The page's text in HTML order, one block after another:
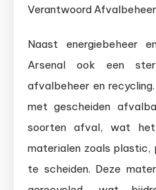
Verantwoord
Naast energiebeheer
Arsenal ook een
afvalbeheer en
met gescheiden
soorten afval, wat
materialen zoals plastic,
te scheiden. Deze